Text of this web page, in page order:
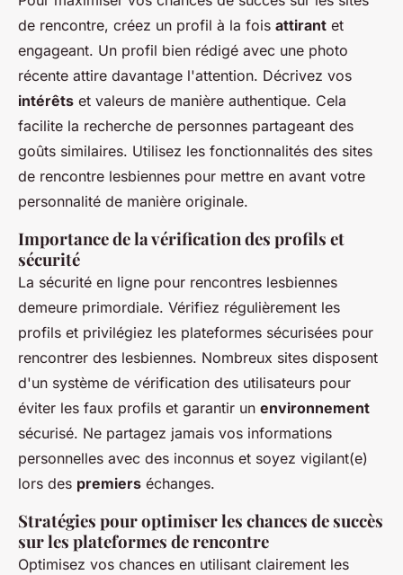
de rencontre, créez un profil à la fois attirant et
engageant. Un profil bien rédigé avec une photo
récente attire davantage l'attention. Décrivez vos
intérêts et valeurs de manière authentique. Cela
facilite la recherche de personnes partageant des
goûts similaires. Utilisez les fonctionnalités des sites
de rencontre lesbiennes pour mettre en avant votre
personnalité de manière originale.
Importance de la vérification des profils et
sécurité
La sécurité en ligne pour rencontres lesbiennes
demeure primordiale. Vérifiez régulièrement les
profils et privilégiez les plateformes sécurisées pour
rencontrer des lesbiennes. Nombreux sites disposent
d'un système de vérification des utilisateurs pour
éviter les faux profils et garantir un environnement
sécurisé. Ne partagez jamais vos informations
personnelles avec des inconnus et soyez vigilant(e)
lors des premiers échanges.
Stratégies pour optimiser les chances de succès
sur les plateformes de rencontre
Optimisez vos chances en utilisant clairement les